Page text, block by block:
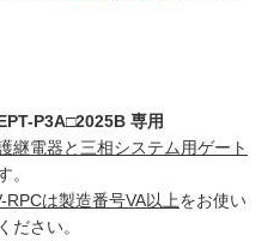
P3A□2025B 専用
継電器と三相システム用ゲート
。
は製造番号VA以上をお使い
ださい。